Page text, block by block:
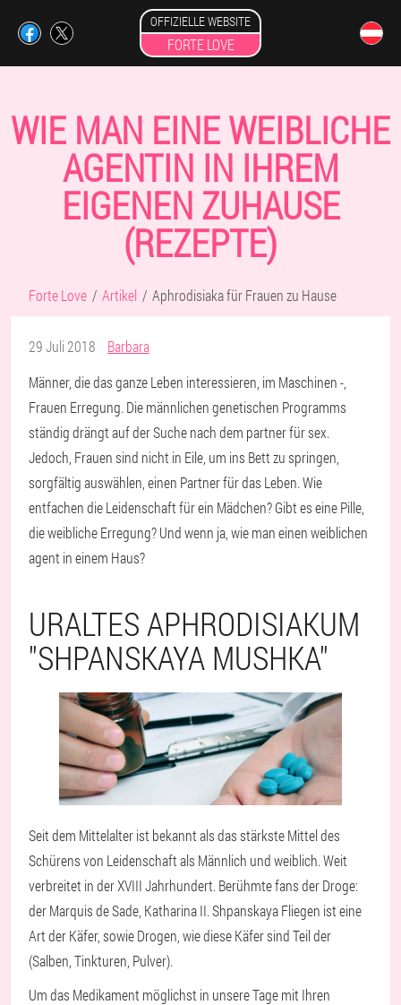
OFFIZIELLE WEBSITE
FORTE LOVE
WIE MAN EINE WEIBLICHE
AGENTIN IN IHREM
EIGENEN ZUHAUSE
(REZEPTE)
Forte Love Artikel Aphrodisiaka für Frauen zu Hause
29 Juli 2018
Barbara
Männer, die das ganze Leben interessieren, im Maschinen -,
Frauen Erregung. Die männlichen genetischen Programms
ständig drängt auf der Suche nach dem partner für sex.
Jedoch, Frauen sind nicht in Eile, um ins Bett zu springen,
sorgfältig auswählen, einen Partner für das Leben. Wie
entfachen die Leidenschaft für ein Mädchen? Gibt es eine Pille,
die weibliche Erregung? Und wenn ja, wie man einen weiblichen
agent in einem Haus?
URALTES APHRODISIAKUM
"SHPANSKAYA MUSHKA"
Seit dem Mittelalter ist bekannt als das stärkste Mittel des
Schürens von Leidenschaft als Männlich und weiblich. Weit
verbreitet in der XVIII Jahrhundert. Berühmte fans der Droge:
der Marquis de Sade, Katharina II. Shpanskaya Fliegen ist eine
Art der Käfer, sowie Drogen, wie diese Käfer sind Teil der
(Salben, Tinkturen, Pulver).
Um das Medikament möglichst in unsere Tage mit Ihren